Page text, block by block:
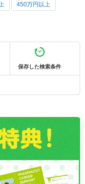
450万円以上
保存した検索条件